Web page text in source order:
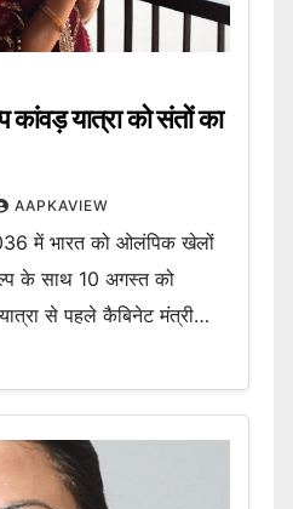
यात्रा को संतों का
AAPKAVIEW
में भारत को ओलंपिक खेलों
के साथ 10 अगस्त को
से पहले कैबिनेट मंत्री…